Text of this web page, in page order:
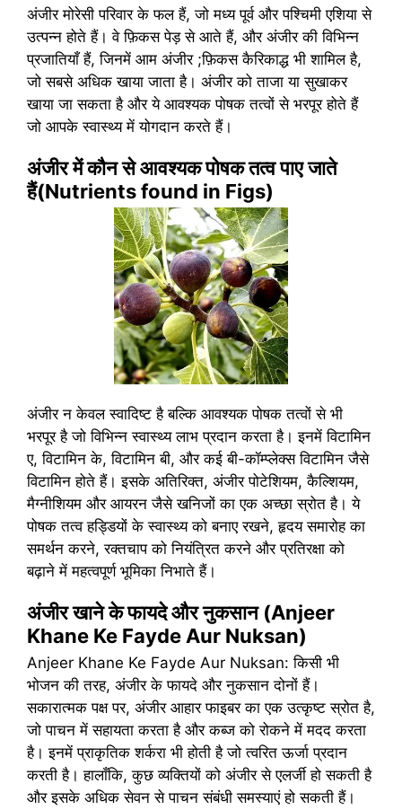
अंजीर मोरेसी परिवार के फल हैं, जो मध्य पूर्व और पश्चिमी एशिया से
उत्पन्न होते हैं। वे फ़िकस पेड़ से आते हैं, और अंजीर की विभिन्न
प्रजातियाँ हैं, जिनमें आम अंजीर ;फ़िकस कैरिकाद्ध भी शामिल है,
जो सबसे अधिक खाया जाता है। अंजीर को ताजा या सुखाकर
खाया जा सकता है और ये आवश्यक पोषक तत्वों से भरपूर होते हैं
जो आपके स्वास्थ्य में योगदान करते हैं।
अंजीर में कौन से आवश्यक पोषक तत्व पाए जाते
हैं(Nutrients found in Figs)
अंजीर न केवल स्वादिष्ट है बल्कि आवश्यक पोषक तत्वों से भी
भरपूर है जो विभिन्न स्वास्थ्य लाभ प्रदान करता है। इनमें विटामिन
ए, विटामिन के, विटामिन बी, और कई बी-कॉम्प्लेक्स विटामिन जैसे
विटामिन होते हैं। इसके अतिरिक्त, अंजीर पोटेशियम, कैल्शियम,
मैग्नीशियम और आयरन जैसे खनिजों का एक अच्छा स्रोत है। ये
पोषक तत्व हड्डियों के स्वास्थ्य को बनाए रखने, हृदय समारोह का
समर्थन करने, रक्तचाप को नियंत्रित करने और प्रतिरक्षा को
बढ़ाने में महत्वपूर्ण भूमिका निभाते हैं।
अंजीर खाने के फायदे और नुकसान (Anjeer
Khane Ke Fayde Aur Nuksan)
Anjeer Khane Ke Fayde Aur Nuksan: किसी भी
भोजन की तरह, अंजीर के फायदे और नुकसान दोनों हैं।
सकारात्मक पक्ष पर, अंजीर आहार फाइबर का एक उत्कृष्ट स्रोत है,
जो पाचन में सहायता करता है और कब्ज को रोकने में मदद करता
है। इनमें प्राकृतिक शर्करा भी होती है जो त्वरित ऊर्जा प्रदान
करती है। हालाँकि, कुछ व्यक्तियों को अंजीर से एलर्जी हो सकती है
और इसके अधिक सेवन से पाचन संबंधी समस्याएं हो सकती हैं।